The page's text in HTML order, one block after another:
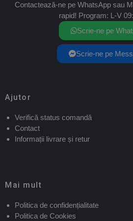
Contactează-ne pe WhatsApp sau
rapid! Program: L-V
Scrie-ne pe
Scrie-ne pe
Ajutor
Verifică status comandă
Contact
Informații livrare și retur
Mai mult
Politica de confidențialitate
Politica de Cookies